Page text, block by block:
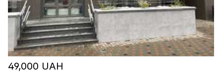
49,000 UAH